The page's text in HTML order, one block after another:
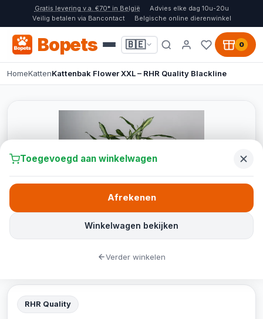
Gratis levering v.a. €70* in België
Advies elke dag 10u-20u
Veilig betalen via Bancontact
Belgische online dierenwinkel
Bopets 🇧🇪 0
HomeKattenKattenbak Flower XXL – RHR Quality Blackline
RHR Quality
Toegevoegd aan winkelwagen
Winkelwagen bekijken
Afrekenen
Verder winkelen